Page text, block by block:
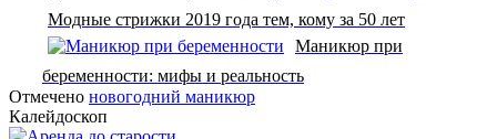
Модные стрижки 2019 года тем, кому за 50 лет
Маникюр при
беременности: мифы и реальность
Отмечено новогодний маникюр
Калейдоскоп